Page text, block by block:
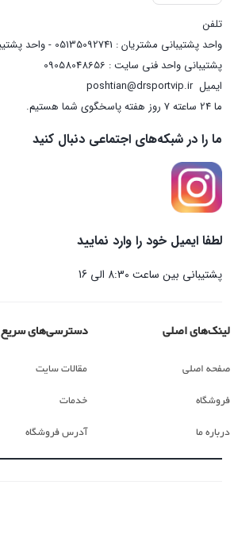
تلفن
پشتیبانی واحد فنی سایت : 09058048656
ایمیلposhtian@drsportvip.ir
ما 24 ساعته 7 روز هفته پاسخگوی شما هستیم.
ما را در شبکه‌های اجتماعی دنبال کنید
لطفا ایمیل خود را وارد نمایید
پشتیبانی بین ساعت 8:30 الی 16
لینک‌های اصلی
صفحه اصلی
فروشگاه
درباره ما
دسترسی‌های سریع
مقالات سایت
خدمات
آدرس فروشگاه